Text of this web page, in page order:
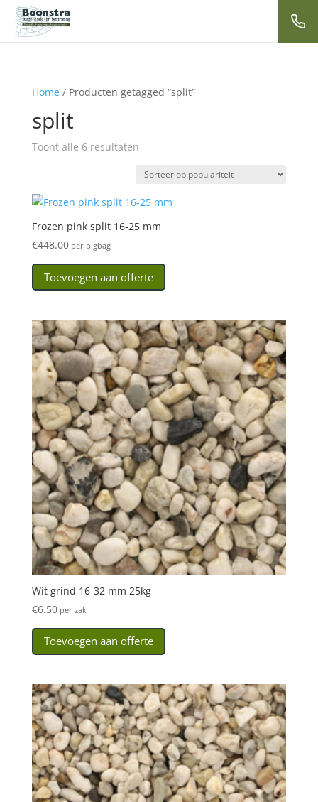
Home/ Producten getagged “split”
split
Toont alle 6 resultatenGesorteerd
populariteit
Frozen pink split 16-25 mm
€448.00per bigbag
Toevoegen aan offerte
Wit grind 16-32 mm 25kg
€6.50per zak
Toevoegen aan offerte